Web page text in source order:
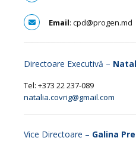
Email: cpd@progen.md
Directoare Executivă –
Tel: +373 22 237-089
natalia.covrig@gmail.com
Vice Directoare – Galina